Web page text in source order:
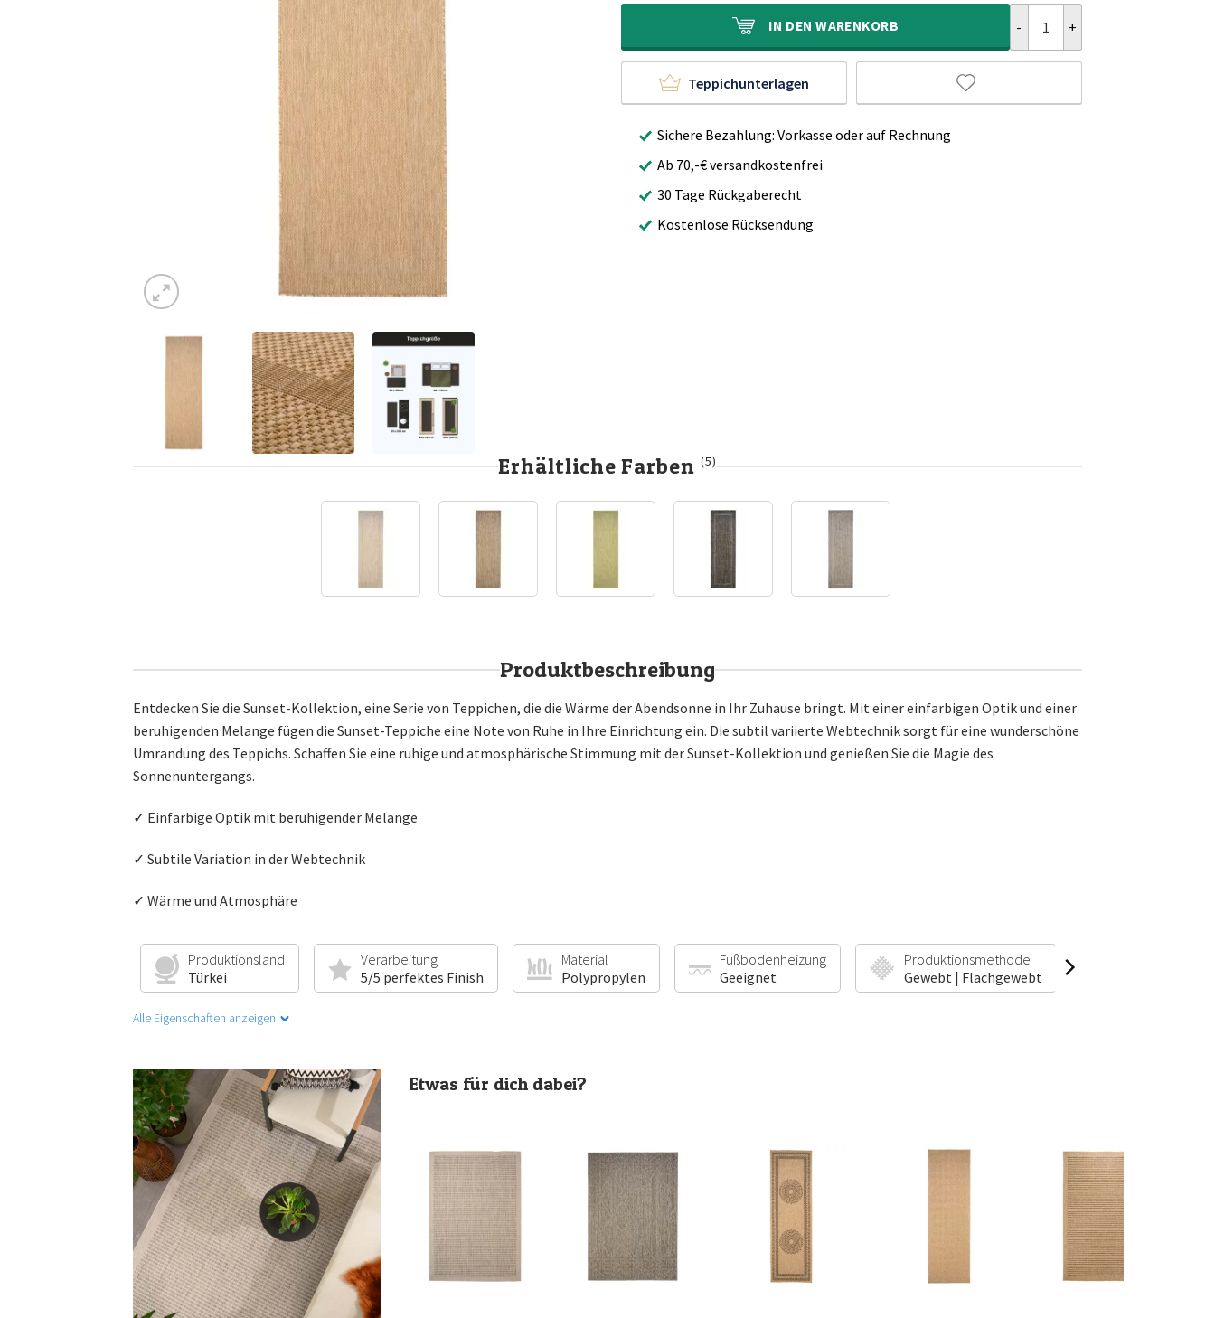
89,90€
59,90€.
IN DEN WARENKORB
Teppichunterlagen
Sichere Bezahlung: Vorkasse oder auf Rechnung
Ab 70,-€ versandkostenfrei
30 Tage Rückgaberecht
Kostenlose Rücksendung
Erhältliche Farben(5)
Produktbeschreibung
Entdecken Sie die Sunset-Kollektion, eine Serie von Teppichen, die die Wärme der Abendsonne in Ihr Zuhause bringt. Mit einer einfarbigen Optik und einer
beruhigenden Melange fügen die Sunset-Teppiche eine Note von Ruhe in Ihre Einrichtung ein. Die subtil variierte Webtechnik sorgt für eine wunderschöne
Umrandung des Teppichs. Schaffen Sie eine ruhige und atmosphärische Stimmung mit der Sunset-Kollektion und genießen Sie die Magie des
Sonnenuntergangs.
✓ Einfarbige Optik mit beruhigender Melange
✓ Subtile Variation in der Webtechnik
✓ Wärme und Atmosphäre
Produktionsland
Türkei
Verarbeitung
5/5 perfektes Finish
Material
Polypropylen
Fußbodenheizung
Geeignet
Produktionsmethode
Gewebt | Flachgewebt
Alle Eigenschaften anzeigen
Etwas für dich dabei?